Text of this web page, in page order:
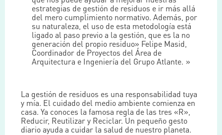
estrategias de gestión de residuos e ir más allá
del mero cumplimiento normativo. Además, por
su naturaleza, el uso de esta metodología está
ligado al paso previo a la gestión, que es la no
generación del propio residuo» Felipe Masid,
Coordinador de Proyectos del Área de
Arquitectura e Ingeniería del Grupo Atlante.
La gestión de residuos es una responsabilidad tuya
y mía. El cuidado del medio ambiente comienza en
casa. Ya conoces la famosa regla de las tres «R»,
Reducir, Reutilizar y Reciclar. Un pequeño gesto
diario ayuda a cuidar la salud de nuestro planeta.